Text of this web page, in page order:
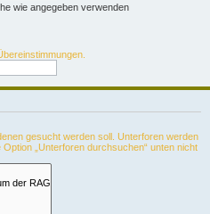
wie angegeben verwenden
gesucht werden soll. Unterforen werden
„Unterforen durchsuchen“ unten nicht